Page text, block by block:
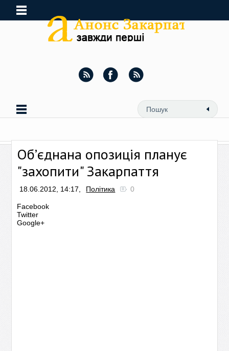
Об’єднана опозиція планує
"захопити" Закарпаття
18.06.2012, 14:17, Політика 0
Facebook
Twitter
Google+